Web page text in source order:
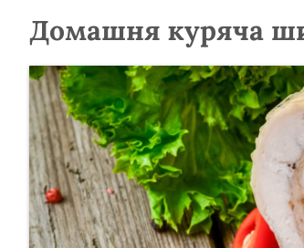
Домашня куряча